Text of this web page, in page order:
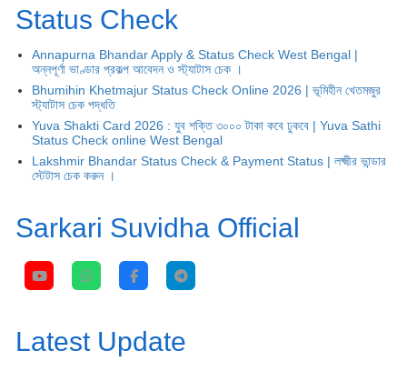
Status Check
Annapurna Bhandar Apply & Status Check West Bengal |
অন্নপূর্ণা ভাণ্ডার প্রকল্প আবেদন ও স্ট্যাটাস চেক ।
Bhumihin Khetmajur Status Check Online 2026 | ভূমিহীন খেতমজুর
স্ট্যাটাস চেক পদ্ধতি
Yuva Shakti Card 2026 : যুব শক্তি ৩০০০ টাকা কবে ঢুকবে | Yuva Sathi
Status Check online West Bengal
Lakshmir Bhandar Status Check & Payment Status | লক্ষ্মীর ভান্ডার
স্টেটাস চেক করুন ।
Sarkari Suvidha Official
Latest Update